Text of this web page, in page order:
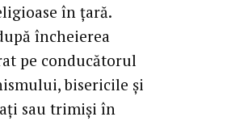
în țară.
încheierea
pe conducătorul
bisericile și
sau trimiși în